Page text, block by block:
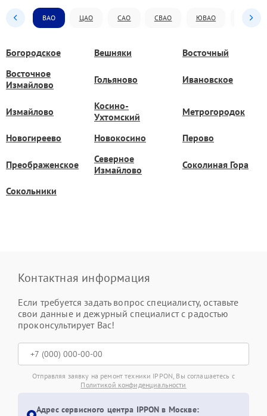
ВАО ЦАО САО СВАО ЮВАО ЮАО
Богородское Вешняки
Восточный
Восточное
Измайлово
Гольяново Ивановское
Измайлово
Косино-
Ухтомский
Метрогородок
Новогиреево Новокосино Перово
Преображенское
Северное
Измайлово
Соколиная Гора
Сокольники
Контактная информация
Если требуется задать вопрос специалисту, оставьте
свои данные и дежурный специалист с радостью
проконсультирует Вас!
Отправляя заявку на ремонт техники IPPON, Вы соглашаетесь с
Политикой конфиденциальности
Адрес сервисного центра IPPON в Москве: